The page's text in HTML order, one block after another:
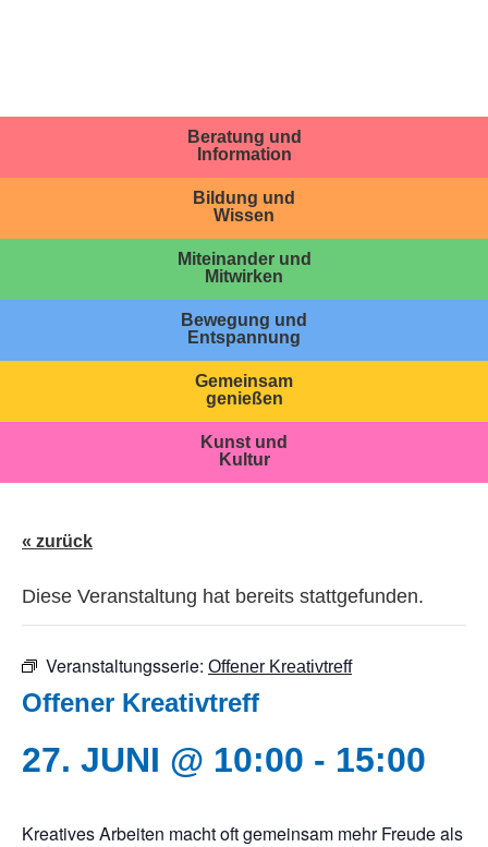
Beratung und
Information
Bildung und
Wissen
Miteinander und
Mitwirken
Bewegung und
Entspannung
Gemeinsam
genießen
Kunst und
Kultur
« zurück
Diese Veranstaltung hat bereits stattgefunden.
Veranstaltungsserie: Offener Kreativtreff
Offener Kreativtreff
27. JUNI @ 10:00 - 15:00
Kreatives Arbeiten macht oft gemeinsam mehr Freude als